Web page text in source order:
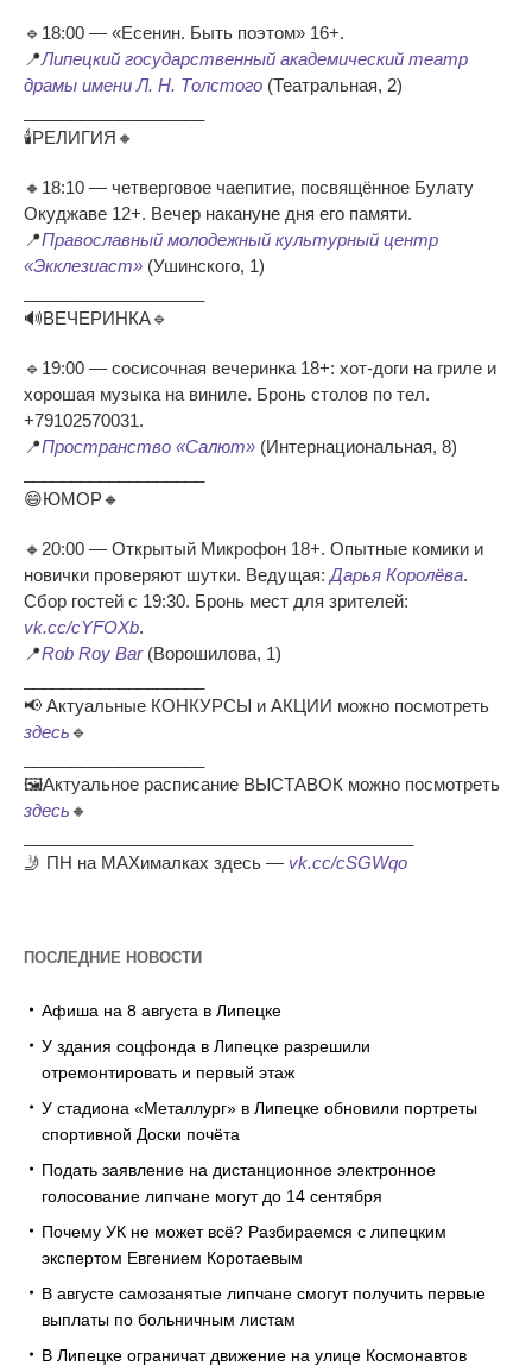
🔹18:00 — «Есенин. Быть поэтом» 16+.
📍Липецкий государственный академический театр
драмы имени Л. Н. Толстого (Театральная, 2)
🕯РЕЛИГИЯ🔸
🔸18:10 — четверговое чаепитие, посвящённое Булату
Окуджаве 12+. Вечер накануне дня его памяти.
📍Православный молодежный культурный центр
«Экклезиаст» (Ушинского, 1)
🔊ВЕЧЕРИНКА🔹
🔹19:00 — сосисочная вечеринка 18+: хот-доги на гриле и
хорошая музыка на виниле. Бронь столов по тел.
+79102570031.
📍Пространство «Салют» (Интернациональная, 8)
😄ЮМОР🔸
🔸20:00 — Открытый Микрофон 18+. Опытные комики и
новички проверяют шутки. Ведущая: Дарья Королёва.
Сбор гостей с 19:30. Бронь мест для зрителей:
vk.cc/cYFOXb.
📍Rob Roy Bar(Ворошилова, 1)
📢 Актуальные КОНКУРСЫ и АКЦИИ можно посмотреть
здесь🔹
🖼Актуальное расписание ВЫСТАВОК можно посмотреть
здесь🔸
🤳 ПН на MAXималках здесь — vk.cc/cSGWqo
ПОСЛЕДНИЕ НОВОСТИ
Афиша на 8 августа в Липецке
У здания соцфонда в Липецке разрешили
отремонтировать и первый этаж
У стадиона «Металлург» в Липецке обновили портреты
спортивной Доски почёта
Подать заявление на дистанционное электронное
голосование липчане могут до 14 сентября
Почему УК не может всё? Разбираемся с липецким
экспертом Евгением Коротаевым
В августе самозанятые липчане смогут получить первые
выплаты по больничным листам
В Липецке ограничат движение на улице Космонавтов